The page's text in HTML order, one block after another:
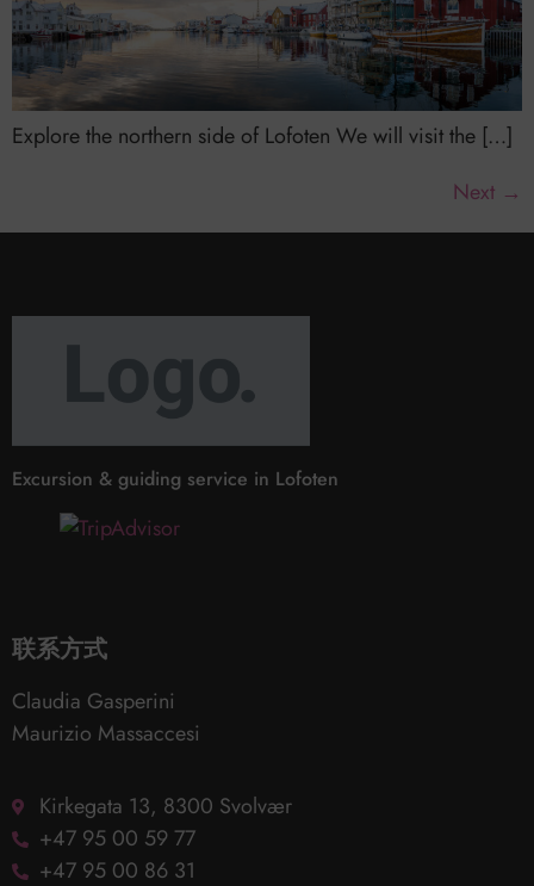
Explore the northern side of Lofoten We will visit the […]
Next →
Excursion & guiding service in Lofoten
联系方式
Claudia Gasperini
Maurizio Massaccesi
Kirkegata 13, 8300 Svolvær
+47 95 00 59 77
+47 95 00 86 31